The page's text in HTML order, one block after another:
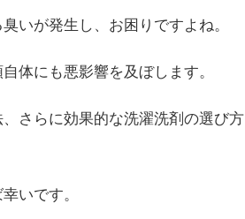
いが発生し、お困りですよね。
体にも悪影響を及ぼします。
さらに効果的な洗濯洗剤の選び方
いです。